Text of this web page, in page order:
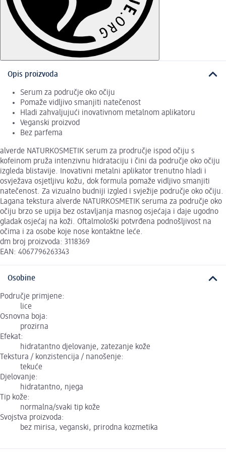
Opis proizvoda
Serum za područje oko očiju
Pomaže vidljivo smanjiti natečenost
Hladi zahvaljujući inovativnom metalnom aplikatoru
Veganski proizvod
Bez parfema
alverde NATURKOSMETIK serum za prodručje ispod očiju s
kofeinom pruža intenzivnu hidrataciju i čini da područje oko očiju
izgleda blistavije. Inovativni metalni aplikator trenutno hladi i
osvježava osjetljivu kožu, dok formula pomaže vidljivo smanjiti
natečenost. Za vizualno budniji izgled i svježije područje oko očiju.
Lagana tekstura alverde NATURKOSMETIK seruma za područje oko
očiju brzo se upija bez ostavljanja masnog osjećaja i daje ugodno
gladak osjećaj na koži. Oftalmološki potvrđena podnošljivost na
očima i za osobe koje nose kontaktne leće.
dm broj proizvoda: 3118369
EAN: 4067796263343
Osobine
Područje primjene:
lice
Osnovna boja:
prozirna
Efekat:
hidratantno djelovanje, zatezanje kože
Tekstura / konzistencija / nanošenje:
tekuće
Djelovanje:
hidratantno, njega
Tip kože:
normalna/svaki tip kože
Svojstva proizvoda:
bez mirisa, veganski, prirodna kozmetika